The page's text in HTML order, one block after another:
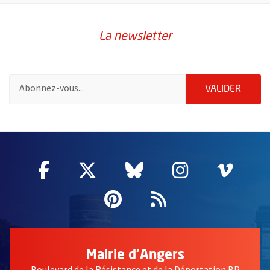
La newsletter
VALIDER
Facebook
, Ouvre une nouvelle fenêtre
Twitter
, Ouvre une nouvelle
Bluesky
, Ouvre une
Instagram
, Ouvre
,
Pinterest
, Ouvre une
Flux RSS
Mairie d'Angers